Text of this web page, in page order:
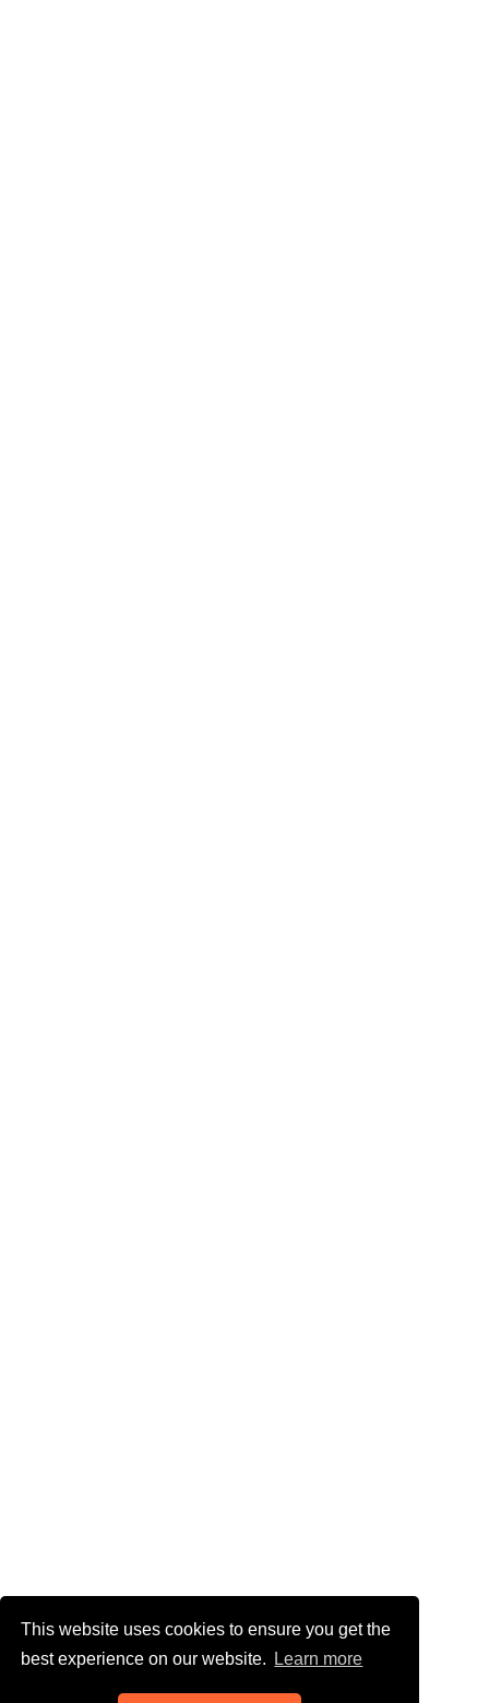
This website uses cookies to ensure you get the
best experience on our website.
Learn more